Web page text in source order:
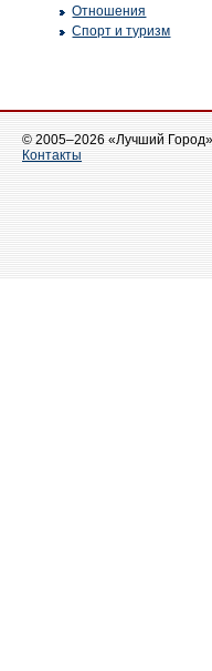
Отношения
Спорт и туризм
© 2005–2026 «Лучший
Контакты